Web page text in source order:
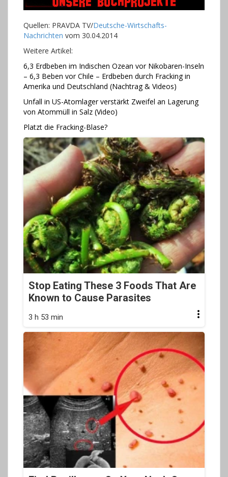
Quellen: PRAVDA TV/Deutsche-Wirtschafts-
Nachrichten vom 30.04.2014
Weitere Artikel:
6,3 Erdbeben im Indischen Ozean vor Nikobaren-Inseln
– 6,3 Beben vor Chile – Erdbeben durch Fracking in
Amerika und Deutschland (Nachtrag & Videos)
Unfall in US-Atomlager verstärkt Zweifel an Lagerung
von Atommüll in Salz (Video)
Platzt die Fracking-Blase?
Stop Eating These 3 Foods That Are
Known to Cause Parasites
3 h 53 min